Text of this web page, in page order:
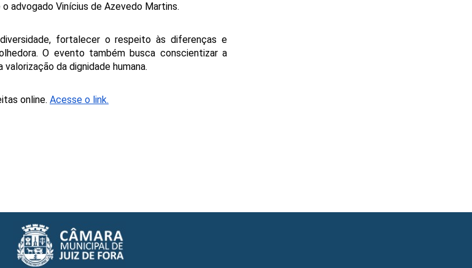
advogado Vinícius de Azevedo Martins.
fortalecer o respeito às diferenças e
O evento também busca conscientizar a
da dignidade humana.
online. Acesse o link.